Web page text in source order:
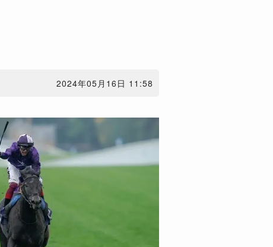
2024年05月16日 11:58